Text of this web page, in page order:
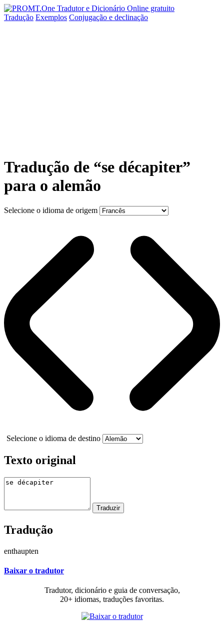
Tradução Exemplos Conjugação e declinação
Tradução de “se décapiter”
para o alemão
Selecione o idioma de origem
Selecione o idioma de destino
Texto original
Tradução
enthaupten
Baixar o tradutor
Tradutor, dicionário e guia de conversação,
20+ idiomas, traduções favoritas.